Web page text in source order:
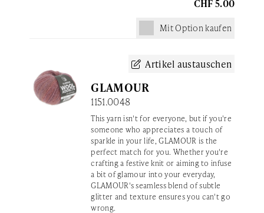
CHF 5.00
Mit Option kaufen
 Artikel austauschen
GLAMOUR
1151.0048
This yarn isn't for everyone, but if you're
someone who appreciates a touch of
sparkle in your life, GLAMOUR is the
perfect match for you. Whether you're
crafting a festive knit or aiming to infuse
a bit of glamour into your everyday,
GLAMOUR's seamless blend of subtle
glitter and texture ensures you can't go
wrong.